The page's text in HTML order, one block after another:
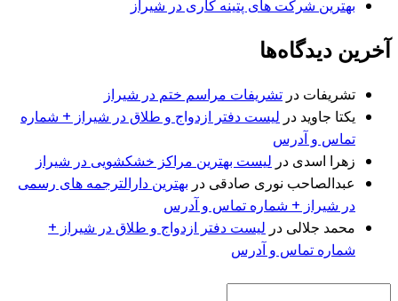
بهترین شرکت های پتینه کاری در شیراز
آخرین دیدگاه‌ها
تشریفات در تشریفات مراسم ختم در شیراز
یکتا جاوید در لیست دفتر ازدواج و طلاق در شیراز + شماره
تماس و آدرس
زهرا اسدی در لیست بهترین مراکز خشکشویی در شیراز
عبدالصاحب نوری صادقی در بهترین دارالترجمه های رسمی
در شیراز + شماره تماس و آدرس
محمد جلالی در لیست دفتر ازدواج و طلاق در شیراز +
شماره تماس و آدرس